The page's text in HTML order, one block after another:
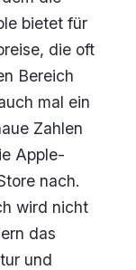
bietet für
die oft
Bereich
mal ein
Zahlen
Apple-
nach.
wird nicht
das
und